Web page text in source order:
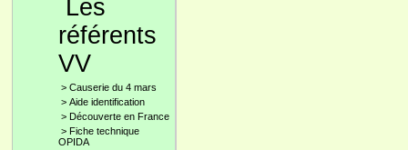
Les
référents
VV
> Causerie du 4 mars
> Aide identification
> Découverte en France
> Fiche technique
OPIDA